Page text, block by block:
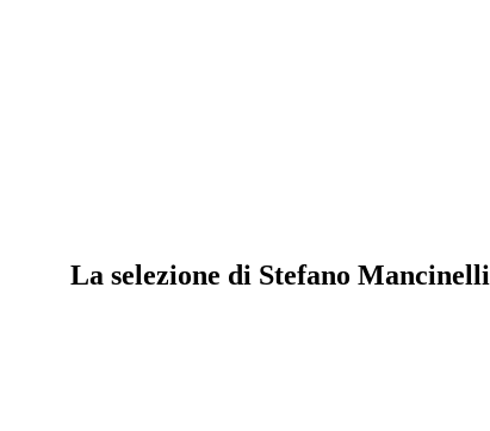
La selezione di Stefano Mancinelli